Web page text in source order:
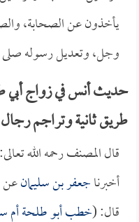
يأخذون عن الصحابة،
وجل، وتعديل رسوله صلى
حديث أنس في زواج أبي
طريق ثانية وتراجم
قال المصنف رحمه الله
أخبرناجعفر بن سليمانعن
قال: (خطبأبو طلحةأم